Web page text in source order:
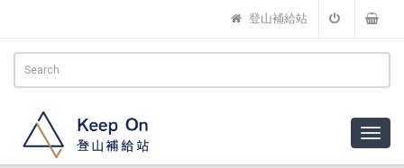
登山補給站